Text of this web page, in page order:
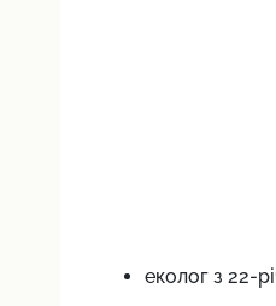
еколог з 22-